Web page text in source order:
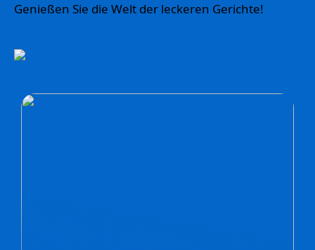
Genießen Sie die Welt der leckeren Gerichte!